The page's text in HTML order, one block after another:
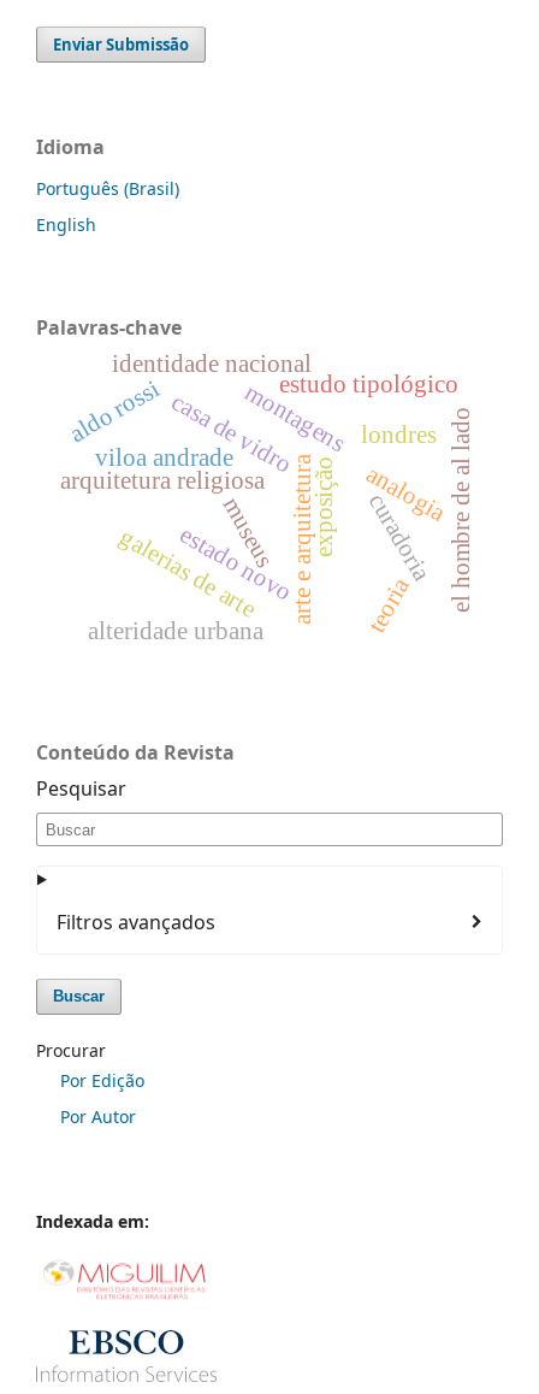
Enviar Submissão
Idioma
Português (Brasil)
English
Palavras-chave
arquitetura religiosa arte e arquitetura
museus
galerias de arte
montagens
casa de vidro
exposição
londres
estudo tipológico
viloa andrade
estado novo
identidade nacional
analogia
aldo rossi
alteridade urbana
el hombre de al lado
curadoria
teoria
Conteúdo da Revista
Pesquisar
Filtros avançados
Buscar
Procurar
Por Edição
Por Autor
Indexada em: